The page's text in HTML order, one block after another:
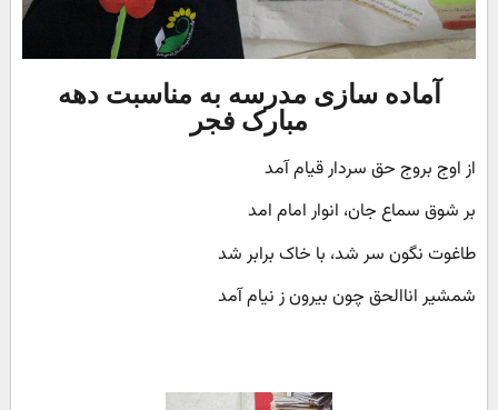
آماده سازی مدرسه به مناسبت دهه
مبارک فجر
از اوج بروج حق سردار قیام آمد
بر شوق سماع جان، انوار امام امد
طاغوت نگون سر شد، با خاک برابر شد
شمشیر اناالحق چون بیرون ز نیام آمد